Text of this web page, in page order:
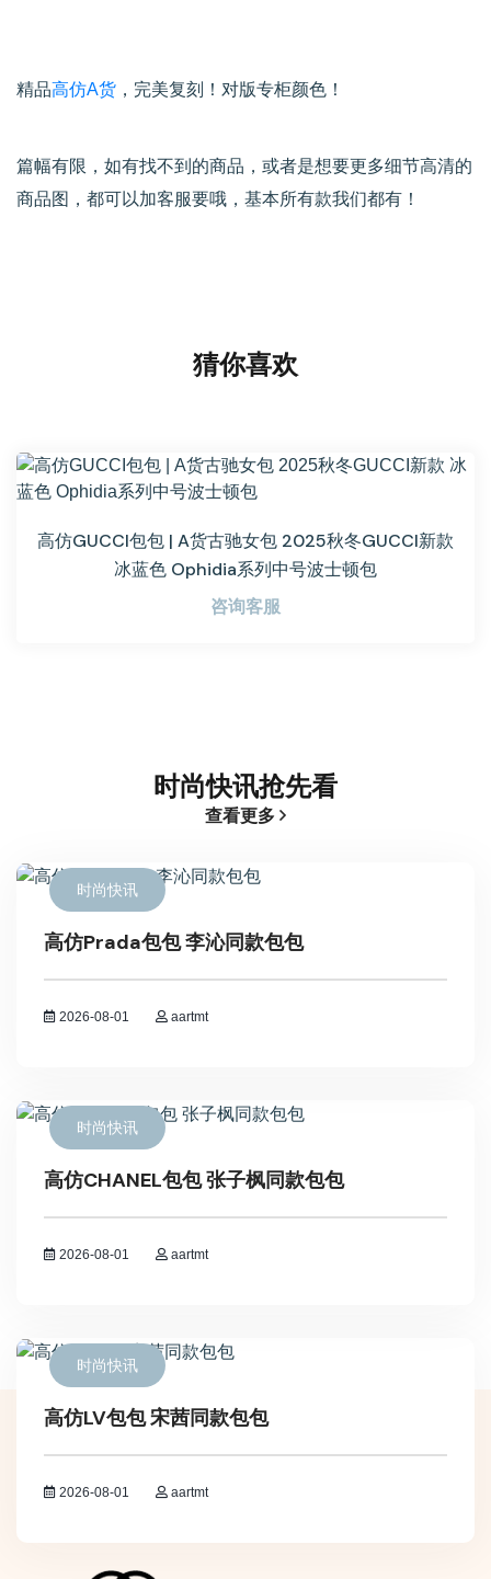
精品高仿A货 ，完美复刻！对版专柜颜色！
篇幅有限，如有找不到的商品，或者是想要更多细节高清的
商品图，都可以加客服要哦，基本所有款我们都有！
猜你喜欢
高仿GUCCI包包 | A货古驰女包 2025秋冬GUCCI新款
冰蓝色 Ophidia系列中号波士顿包
咨询客服
时尚快讯抢先看
查看更多
时尚快讯
高仿Prada包包 李沁同款包包
2026-08-01 aartmt
时尚快讯
高仿CHANEL包包 张子枫同款包包
2026-08-01 aartmt
时尚快讯
高仿LV包包 宋茜同款包包
2026-08-01 aartmt